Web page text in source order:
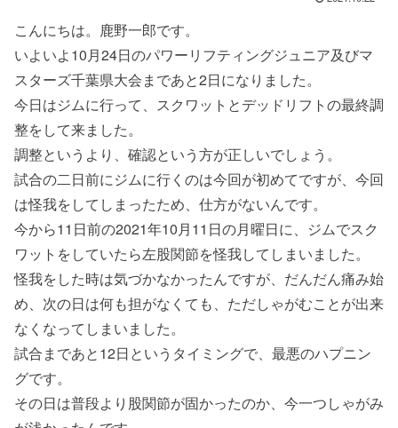
こんにちは。鹿野一郎です。
いよいよ10月24日のパワーリフティングジュニア及びマ
スターズ千葉県大会まであと2日になりました。
今日はジムに行って、スクワットとデッドリフトの最終調
整をして来ました。
調整というより、確認という方が正しいでしょう。
試合の二日前にジムに行くのは今回が初めてですが、今回
は怪我をしてしまったため、仕方がないんです。
今から11日前の2021年10月11日の月曜日に、ジムでスク
ワットをしていたら左股関節を怪我してしまいました。
怪我をした時は気づかなかったんですが、だんだん痛み始
め、次の日は何も担がなくても、ただしゃがむことが出来
なくなってしまいました。
試合まであと12日というタイミングで、最悪のハプニン
グです。
その日は普段より股関節が固かったのか、今一つしゃがみ